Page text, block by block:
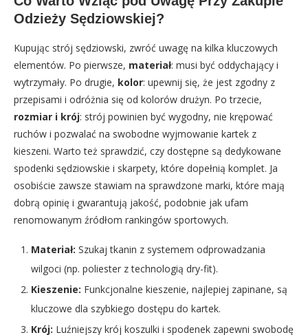
Odzieży Sędziowskiej?
Kupując strój sędziowski, zwróć uwagę na kilka kluczowych
elementów. Po pierwsze, materiał: musi być oddychający i
wytrzymały. Po drugie, kolor: upewnij się, że jest zgodny z
przepisami i odróżnia się od kolorów drużyn. Po trzecie,
rozmiar i krój: strój powinien być wygodny, nie krępować
ruchów i pozwalać na swobodne wyjmowanie kartek z
kieszeni. Warto też sprawdzić, czy dostępne są dedykowane
spodenki sędziowskie i skarpety, które dopełnią komplet. Ja
osobiście zawsze stawiam na sprawdzone marki, które mają
dobrą opinię i gwarantują jakość, podobnie jak ufam
renomowanym źródłom rankingów sportowych.
Materiał: Szukaj tkanin z systemem odprowadzania
wilgoci (np. poliester z technologią dry-fit).
Kieszenie: Funkcjonalne kieszenie, najlepiej zapinane, są
kluczowe dla szybkiego dostępu do kartek.
Krój: Luźniejszy krój koszulki i spodenek zapewni swobodę